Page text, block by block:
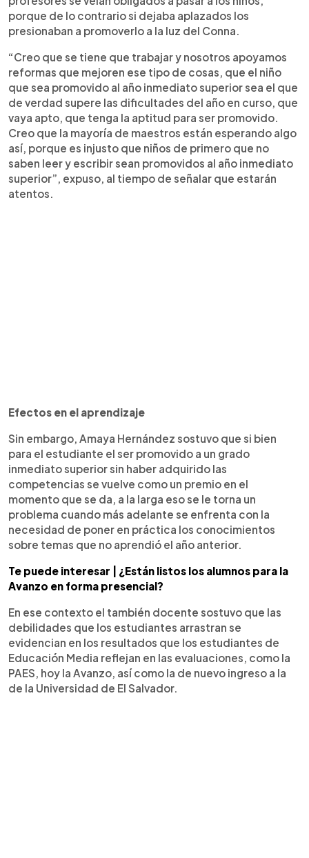
porque de lo contrario si dejaba aplazados los
presionaban a promoverlo a la luz del Conna.
“Creo que se tiene que trabajar y nosotros apoyamos
reformas que mejoren ese tipo de cosas, que el niño
que sea promovido al año inmediato superior sea el que
de verdad supere las dificultades del año en curso, que
vaya apto, que tenga la aptitud para ser promovido.
Creo que la mayoría de maestros están esperando algo
así, porque es injusto que niños de primero que no
saben leer y escribir sean promovidos al año inmediato
superior”, expuso, al tiempo de señalar que estarán
atentos.
Efectos en el aprendizaje
Sin embargo, Amaya Hernández sostuvo que si bien
para el estudiante el ser promovido a un grado
inmediato superior sin haber adquirido las
competencias se vuelve como un premio en el
momento que se da, a la larga eso se le torna un
problema cuando más adelante se enfrenta con la
necesidad de poner en práctica los conocimientos
sobre temas que no aprendió el año anterior.
Te puede interesar | ¿Están listos los alumnos para la
Avanzo en forma presencial?
En ese contexto el también docente sostuvo que las
debilidades que los estudiantes arrastran se
evidencian en los resultados que los estudiantes de
Educación Media reflejan en las evaluaciones, como la
PAES, hoy la Avanzo, así como la de nuevo ingreso a la
de la Universidad de El Salvador.